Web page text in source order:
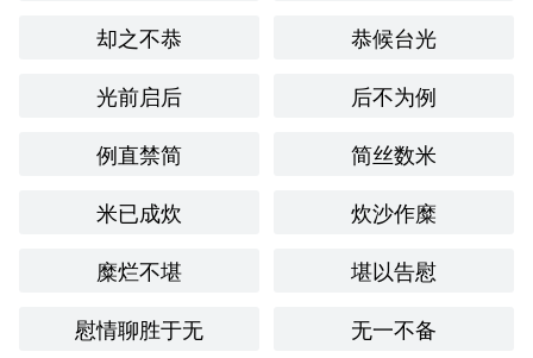
和气生财：强调和谐与合作。
和谐共处：指人与人之间的和睦相处，避免冲突和混
乱。
文化与社会背景
在**文化中，和谐是社会的核心价值之一。“好乱乐祸”体现
却之不恭
恭候台光
光前启后
后不为例
例直禁简
简丝数米
米已成炊
炊沙作糜
糜烂不堪
堪以告慰
慰情聊胜于无
无一不备